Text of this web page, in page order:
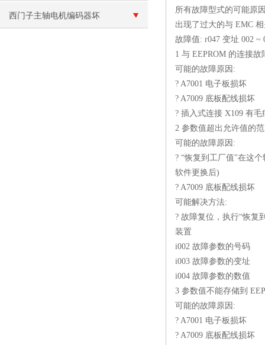
重启维修
西门子主轴电机编码器坏
所有故障型式的可能原
出现了过大的与 EMC
故障值: r047 变址 002 ~
1 与 EEPROM 的连接故
可能的故障原因:
? A7001 电子板损坏
? A7009 底板配线损坏
? 插入式连接 X109 有毛
2 参数值超出允许值的
可能的故障原因:
? “恢复到工厂值"在这
软件更换后)
? A7009 底板配线损坏
可能解决方法:
? 故障复位，执行“恢复
装置
i002 故障参数的号码
i003 故障参数的变址
i004 故障参数的数值
3 参数值不能存储到
可能的故障原因:
? A7001 电子板损坏
? A7009 底板配线损坏